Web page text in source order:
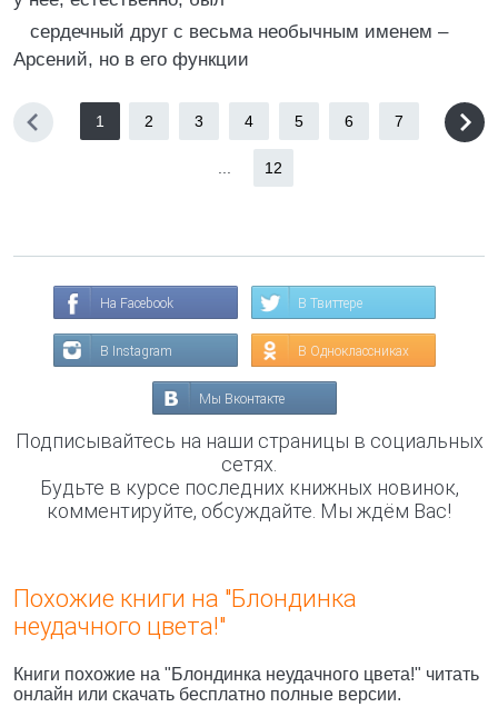
сердечный друг с весьма необычным именем –
Арсений, но в его функции
1 2 3 4 5 6 7
12
На Facebook В Твиттере
В Instagram В Одноклассниках
Мы Вконтакте
Подписывайтесь на наши страницы в социальных
сетях.
Будьте в курсе последних книжных новинок,
комментируйте, обсуждайте. Мы ждём Вас!
Похожие книги на "Блондинка
неудачного цвета!"
Книги похожие на "Блондинка неудачного цвета!" читать
онлайн или скачать бесплатно полные версии.